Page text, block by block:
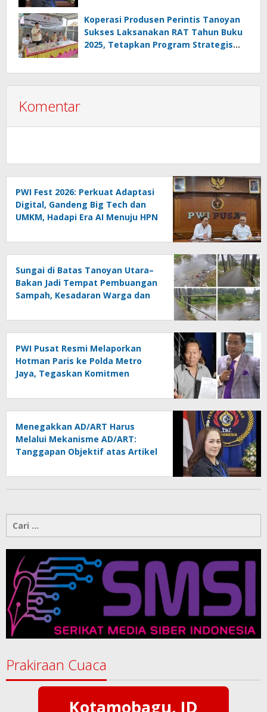
Melanggar Aturan”
Koperasi Produsen Perintis Tanoyan
Sukses Laksanakan RAT Tahun Buku
2025, Tetapkan Program Strategis
Komentar
PWI Fest 2026: Perkuat Adaptasi
Digital, Gandeng Big Tech dan
UMKM, Hadapi Era AI Menuju HPN
Sungai di Batas Tanoyan Utara–
Bakan Jadi Tempat Pembuangan
Sampah, Kesadaran Warga dan
Dipertanyakan
PWI Pusat Resmi Melaporkan
Hotman Paris ke Polda Metro
Jaya, Tegaskan Komitmen
Menegakkan AD/ART Harus
Melalui Mekanisme AD/ART:
Tanggapan Objektif atas Artikel
Konspirasi Melanggar Aturan”
untuk:
Prakiraan Cuaca
Kotamobagu, ID